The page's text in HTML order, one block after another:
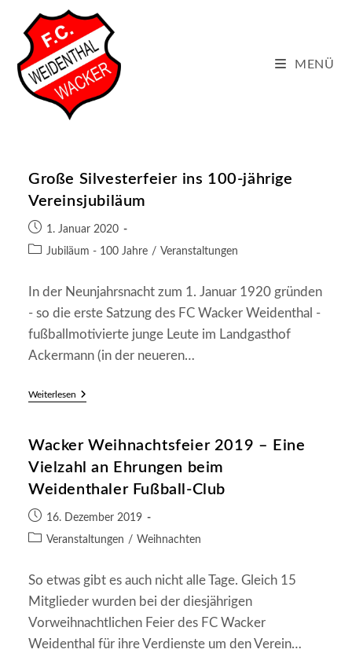
Inhalt
springen
MENÜ
Große Silvesterfeier ins 100-jährige
Vereinsjubiläum
Beitrag
veröffentlicht:
1. Januar 2020
Beitrags-
Jubiläum - 100 Jahre / Veranstaltungen
In der Neunjahrsnacht zum 1. Januar 1920 gründen
- so die erste Satzung des FC Wacker Weidenthal -
fußballmotivierte junge Leute im Landgasthof
Ackermann (in der neueren…
WeiterlesenGroße
Jährige
Wacker Weihnachtsfeier 2019 – Eine
Vielzahl an Ehrungen beim
Weidenthaler Fußball-Club
Beitrag
veröffentlicht:
16. Dezember 2019
Beitrags-
Veranstaltungen / Weihnachten
So etwas gibt es auch nicht alle Tage. Gleich 15
Mitglieder wurden bei der diesjährigen
Vorweihnachtlichen Feier des FC Wacker
Weidenthal für ihre Verdienste um den Verein…